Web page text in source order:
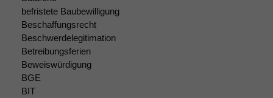
befristete Baubewilligung
Beschaffungsrecht
Beschwerdelegitimation
Betreibungsferien
Beweiswürdigung
BGE
BIT